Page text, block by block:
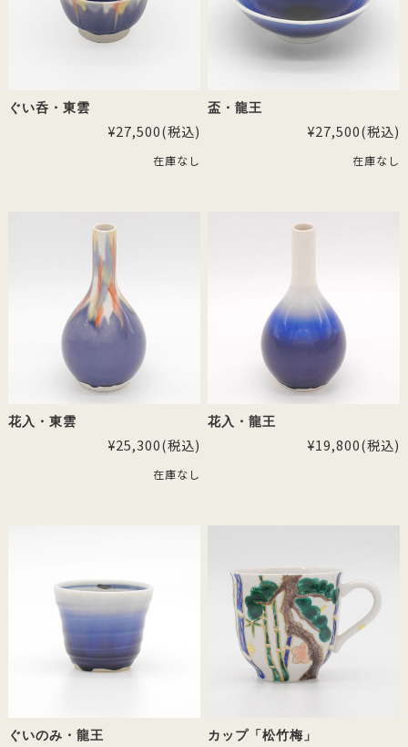
ぐい呑・東雲
¥27,500(税込)
在庫なし
盃・龍王
¥27,500(税込)
在庫なし
花入・東雲
¥25,300(税込)
在庫なし
花入・龍王
¥19,800(税込)
ぐいのみ・龍王 カップ「松竹梅」